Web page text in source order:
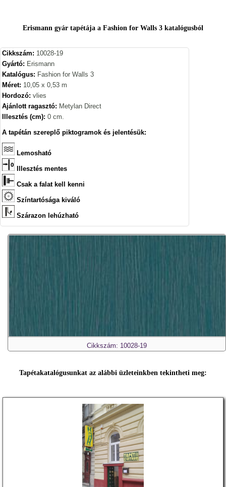
Erismann gyár tapétája a Fashion for Walls 3 katalógusból
Cikkszám: 10028-19
Gyártó: Erismann
Katalógus: Fashion for Walls 3
Méret: 10,05 x 0,53 m
Hordozó: vlies
Ajánlott ragasztó: Metylan Direct
Illesztés (cm): 0 cm.
A tapétán szereplő piktogramok és jelentésük:
Lemosható
Illesztés mentes
Csak a falat kell kenni
Színtartósága kiváló
Szárazon lehúzható
Cikkszám: 10028-19
Tapétakatalógusunkat az alábbi üzleteinkben tekintheti meg: